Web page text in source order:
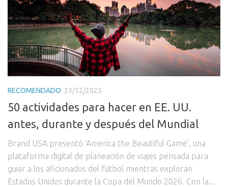
RECOMENDADO 23/12/2025
50 actividades para hacer en EE. UU.
antes, durante y después del Mundial
Brand USA presentó ‘America the Beautiful Game’, una
plataforma digital de planeación de viajes pensada para
guiar a los aficionados del fútbol mientras exploran
Estados Unidos durante la Copa del Mundo 2026. Con la...